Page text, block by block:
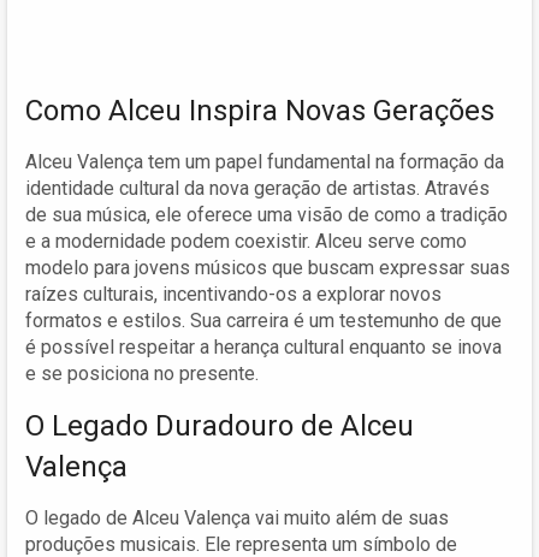
Como Alceu Inspira Novas Gerações
Alceu Valença tem um papel fundamental na formação da
identidade cultural da nova geração de artistas. Através
de sua música, ele oferece uma visão de como a tradição
e a modernidade podem coexistir. Alceu serve como
modelo para jovens músicos que buscam expressar suas
raízes culturais, incentivando-os a explorar novos
formatos e estilos. Sua carreira é um testemunho de que
é possível respeitar a herança cultural enquanto se inova
e se posiciona no presente.
O Legado Duradouro de Alceu
Valença
O legado de Alceu Valença vai muito além de suas
produções musicais. Ele representa um símbolo de